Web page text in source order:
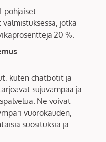
pohjaiset
jotka
20 %.
kuten chatbotit ja
sujuvampaa ja
Ne voivat
vuorokauden,
suosituksia ja